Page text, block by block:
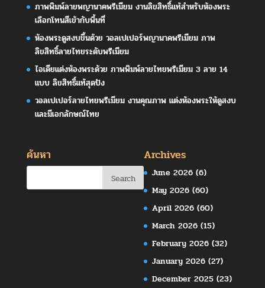
ภาพพิมพ์ลายพญานาคพรีเมียม งานลิขสิทธิ์แท้สำหรับห้องพระ
เลือกโทนสีเข้ากับพื้นที่
ห้องพระดูสงบขึ้นด้วย วอลเปเปอร์พญานาคพรีเมียม ภาพ
ลิขสิทธิ์ลายไทยระดับพรีเมียม
ไอเดียแต่งห้องพระด้วย ภาพพิมพ์ลายไทยพรีเมียม 3 ลาย 14
แบบ ลิขสิทธิ์แท้สุดปัง
วอลเปเปอร์ลายไทยพรีเมียม งานคุณภาพ แต่งห้องพระให้ดูสงบ
และมีเอกลักษณ์ไทย
ค้นหา Archives
June 2026 (6)
May 2026 (60)
April 2026 (60)
March 2026 (15)
February 2026 (32)
January 2026 (27)
December 2025 (23)